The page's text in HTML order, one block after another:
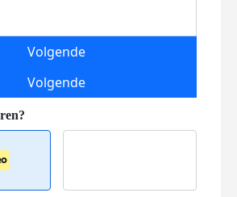
Volgende
Volgende